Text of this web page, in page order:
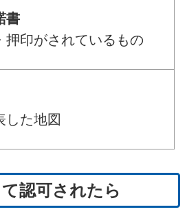
書
押印がされているもの
した地図
認可されたら